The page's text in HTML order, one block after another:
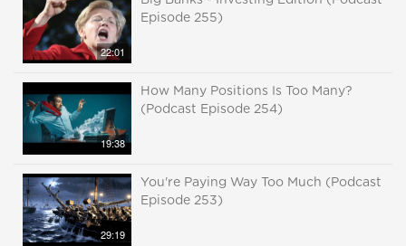
22:01
Episode 255)
19:38
How Many Positions Is Too Many?
(Podcast Episode 254)
29:19
You're Paying Way Too Much (Podcast
Episode 253)